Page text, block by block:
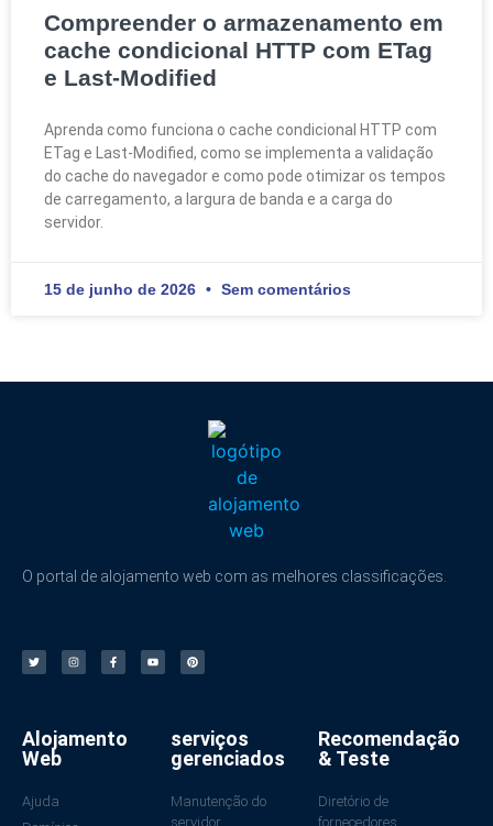
Compreender o armazenamento em
cache condicional HTTP com ETag
e Last-Modified
Aprenda como funciona o cache condicional HTTP com
ETag e Last-Modified, como se implementa a validação
do cache do navegador e como pode otimizar os tempos
de carregamento, a largura de banda e a carga do
servidor.
15 de junho de 2026 Sem comentários
O portal de alojamento web com as melhores classificações.
Alojamento
Web
Ajuda
serviços
gerenciados
Manutenção do
servidor
Recomendação
& Teste
Diretório de
fornecedores